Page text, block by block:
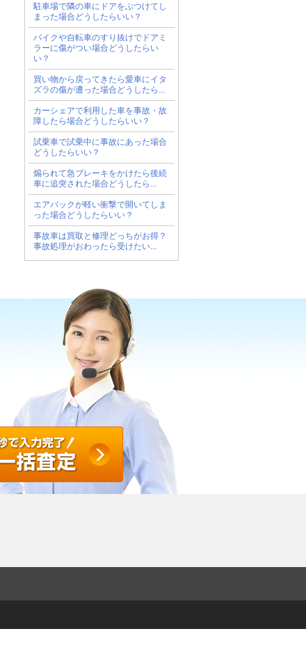
駐車場で隣の車にドアをぶつけてし
まった場合どうしたらいい？
バイクや自転車のすり抜けでドアミ
ラーに傷がつい場合どうしたらい
い？
買い物から戻ってきたら愛車にイタ
ズラの傷が遭った場合どうしたら...
カーシェアで利用した車を事故・故
障したら場合どうしたらいい？
試乗車で試乗中に事故にあった場合
どうしたらいい？
煽られて急ブレーキをかけたら後続
車に追突された場合どうしたら...
エアバックが軽い衝撃で開いてしま
った場合どうしたらいい？
事故車は買取と修理どっちがお得？
事故処理がおわったら受けたい...